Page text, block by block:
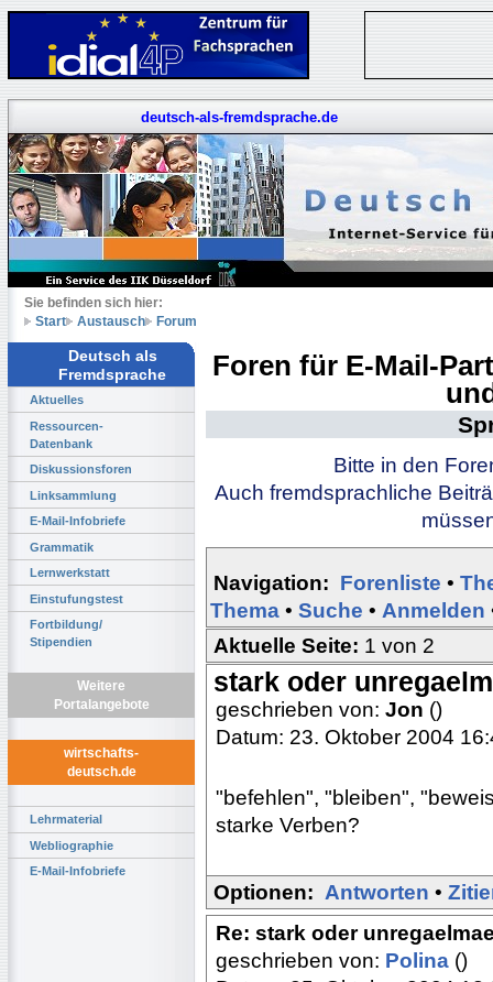
deutsch-als-fremdsprache.de
Sie befinden sich hier:
Start
Austausch Forum
Deutsch als
Fremdsprache
Aktuelles
Ressourcen-
Datenbank
Diskussionsforen
Linksammlung
E-Mail-Infobriefe
Grammatik
Lernwerkstatt
Einstufungstest
Fortbildung/
Stipendien
Weitere
Portalangebote
wirtschafts-
deutsch.de
Lehrmaterial
Webliographie
E-Mail-Infobriefe
Foren für E-Mail-
Bitte in den
Auch fremdsprachliche
Navigation: Forenliste •
Thema • Suche • Anmelden
Aktuelle Seite: 1 von 2
stark oder
geschrieben von: Jon ()
Datum: 23. Oktober 2004
"befehlen", "bleiben",
starke Verben?
Optionen: Antworten •
Re: stark oder
geschrieben von: Polina ()